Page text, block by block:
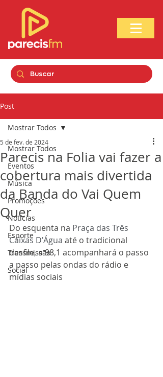
Post
Mostrar Todos
Eventos
Música
Promoções
Notícias
Esporte
Transmissão
Social
Mostrar Todos
Parecis na Folia vai fazer a
cobertura mais divertida
da Banda do Vai Quem
Quer
5 de fev. de 2024
Do esquenta na Praça das Três
Caixas D'Água até o tradicional
desfile, a 98,1 acompanhará o passo
a passo pelas ondas do rádio e
mídias sociais